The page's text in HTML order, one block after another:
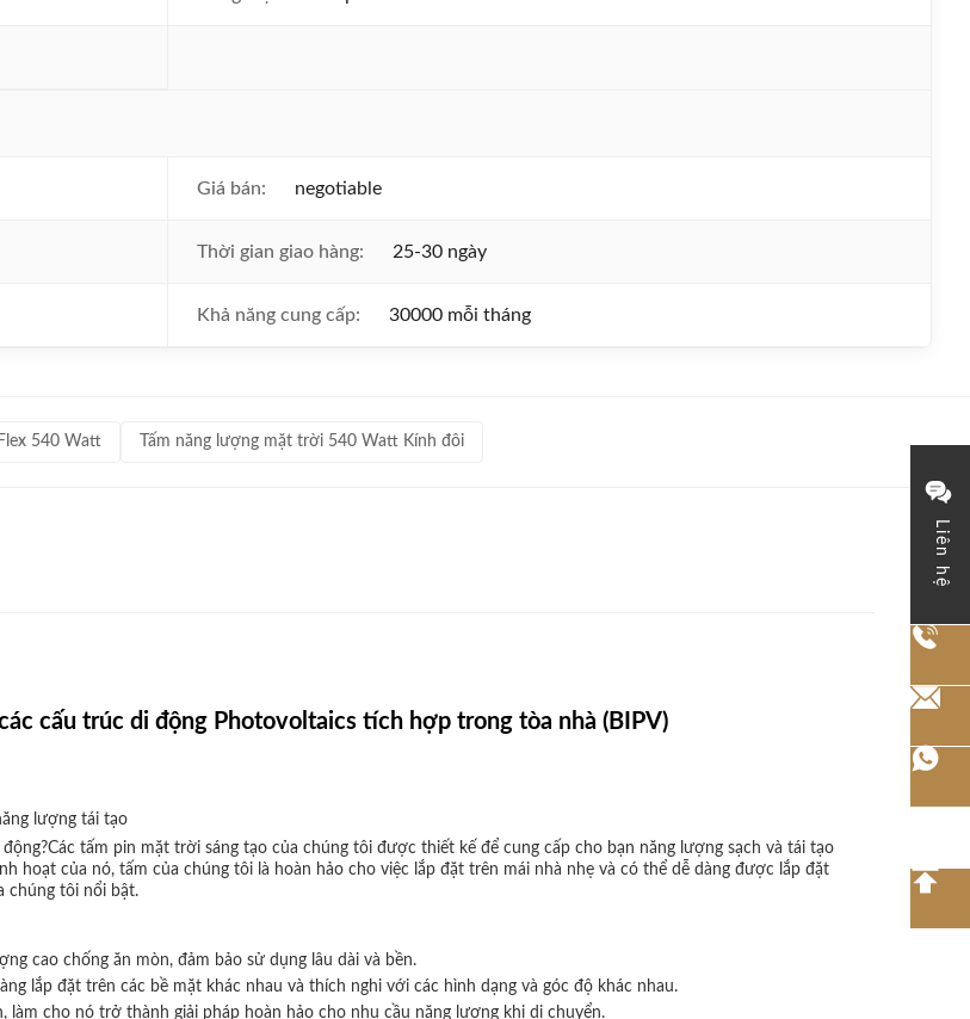
Liên hệ
Giá bán: negotiable
Thời gian giao hàng: 25-30 ngày
Khả năng cung cấp: 30000 mỗi tháng
540 Watt Tấm năng lượng mặt trời 540 Watt Kính đôi
cấu trúc di động Photovoltaics tích hợp trong tòa nhà (BIPV)
lượng tái tạo
tấm pin mặt trời sáng tạo của chúng tôi được thiết kế để cung cấp cho bạn năng lượng sạch và tái tạo
hoạt của nó, tấm của chúng tôi là hoàn hảo cho việc lắp đặt trên mái nhà nhẹ và có thể dễ dàng được lắp đặt
chúng tôi nổi bật.
cao chống ăn mòn, đảm bảo sử dụng lâu dài và bền.
lắp đặt trên các bề mặt khác nhau và thích nghi với các hình dạng và góc độ khác nhau.
làm cho nó trở thành giải pháp hoàn hảo cho nhu cầu năng lượng khi di chuyển.